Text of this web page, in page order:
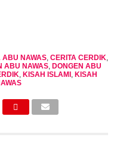
ABU NAWAS, CERITA CERDIK,
ABU NAWAS, DONGEN ABU
, KISAH ISLAMI , KISAH